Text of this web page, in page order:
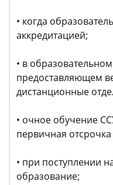
• когда
аккредитацией;
• в образовательном
предоставляющем
дистанционные
• очное обучение
первичная
• при поступлении
образование;